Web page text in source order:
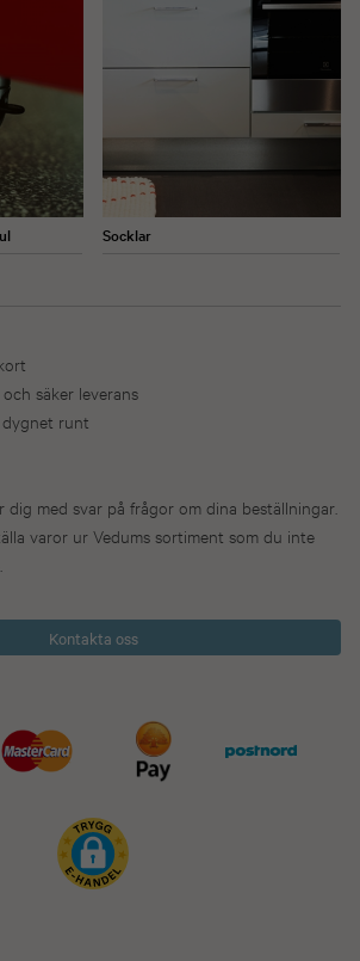
Socklar
säker leverans
runt
dig med svar på frågor om dina beställningar.
varor ur Vedums sortiment som du inte
Kontakta oss